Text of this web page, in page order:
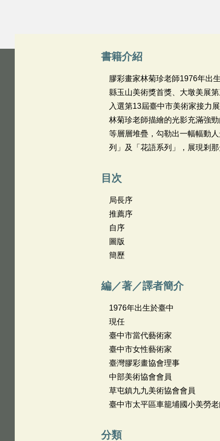
書籍介紹
膠彩畫家林菊珍老師1976年出
縣玉山美術獎首獎、大墩美展
入選第13屆臺中市美術家接力
林菊珍老師描繪的光影充滿強
等層層堆疊，勾勒出一幅幅動
列」及「花語系列」，展現剎
目次
局長序
推薦序
自序
圖版
簡歷
編／著／譯者簡介
1976年出生於臺中
現任
臺中市當代藝術家
臺中市女性藝術家
臺灣膠彩畫協會理事
中部美術協會會員
草屯鎮九九美術協會會員
臺中市太平區車籠埔國小美勞
分類